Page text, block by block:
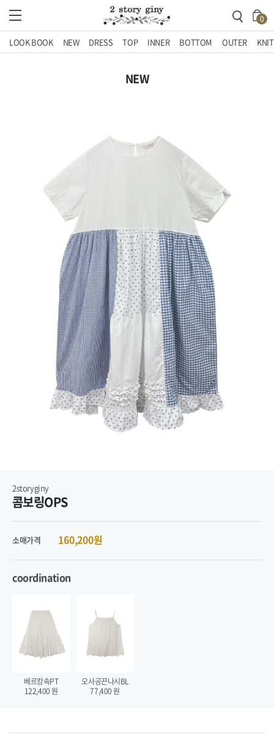
0
LOOK BOOK NEW DRESS TOP INNER BOTTOM OUTER KNIT
NEW
2storyginy
콤보링OPS
소매가격 160,200원
coordination
베르캉속PT
122,400원
오사공끈나시BL
77,400원